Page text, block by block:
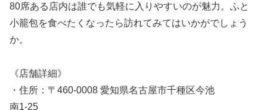
80席ある店内は誰でも気軽に入りやすいのが魅力。ふと
小籠包を食べたくなったら訪れてみてはいかがでしょう
か。
《店舗詳細》
・住所：〒460-0008 愛知県名古屋市千種区今池
南1-25